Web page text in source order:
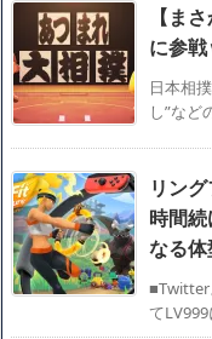
【ま
に参
日本相
し”な
リン
時間
なる体
■Twitter
て